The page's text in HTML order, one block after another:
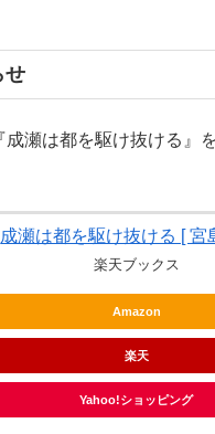
せ
成瀬は都を駆け抜ける』
成瀬は都を駆け抜ける [ 宮
楽天ブックス
Amazon
楽天
Yahoo!ショッピング